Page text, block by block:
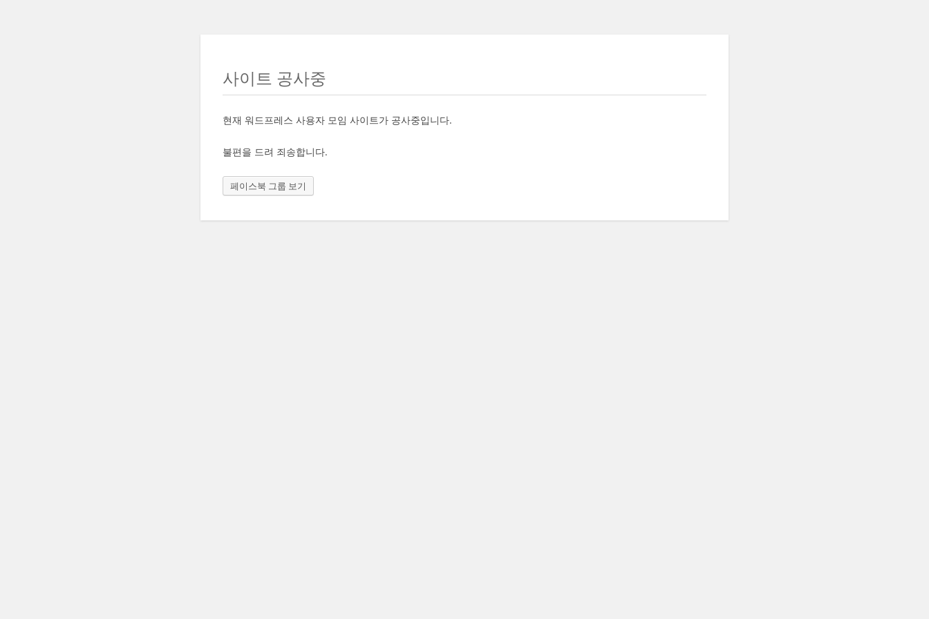
사이트 공사중
현재 워드프레스 사용자 모임 사이트가 공사중입니다.
불편을 드려 죄송합니다.
페이스북 그룹 보기